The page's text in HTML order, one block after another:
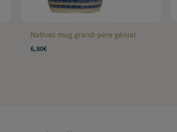
Natives mug grand-père génial
6,80€